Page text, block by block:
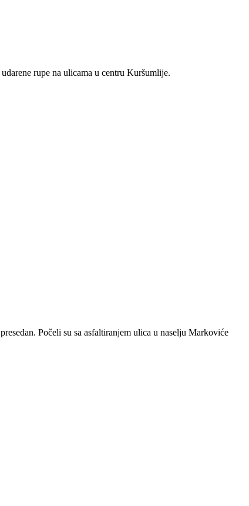
rupe na ulicama u centru Kuršumlije.
Počeli su sa asfaltiranjem ulica u naselju Markoviće